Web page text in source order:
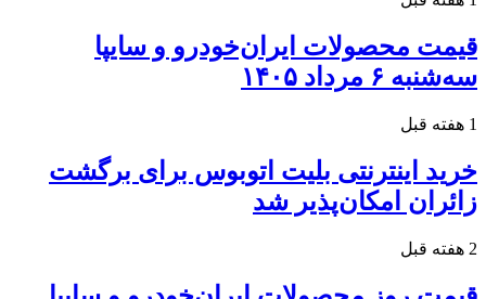
قیمت محصولات ایران‌خودرو و سایپا
سه‌شنبه ۶ مرداد ۱۴۰۵
1 هفته قبل
خرید اینترنتی بلیت اتوبوس برای برگشت
زائران امکان‌پذیر شد
2 هفته قبل